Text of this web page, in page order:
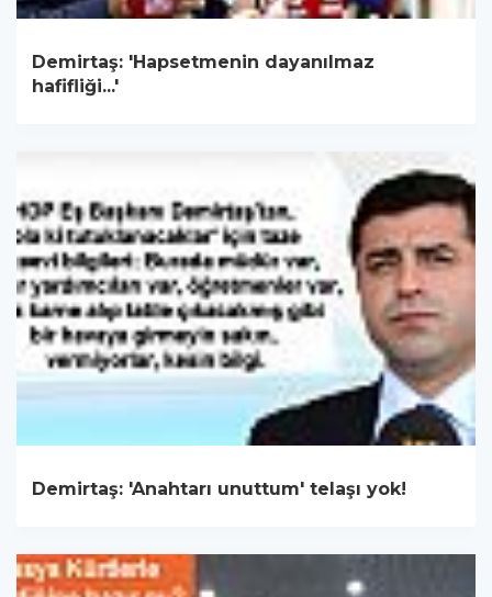
Demirtaş: 'Hapsetmenin dayanılmaz
hafifliği...'
Demirtaş: 'Anahtarı unuttum' telaşı yok!